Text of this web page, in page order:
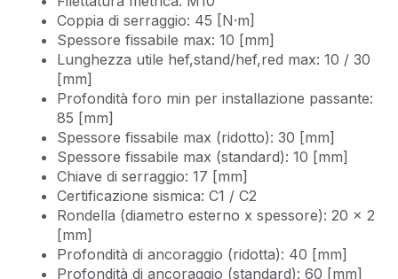
Coppia di serraggio: 45 [N·m]
Spessore fissabile max: 10 [mm]
Lunghezza utile hef,stand/hef,red max: 10 / 30
[mm]
Profondità foro min per installazione passante:
85 [mm]
Spessore fissabile max (ridotto): 30 [mm]
Spessore fissabile max (standard): 10 [mm]
Chiave di serraggio: 17 [mm]
Certificazione sismica: C1 / C2
Rondella (diametro esterno x spessore): 20 x 2
[mm]
Profondità di ancoraggio (ridotta): 40 [mm]
Profondità di ancoraggio (standard): 60 [mm]